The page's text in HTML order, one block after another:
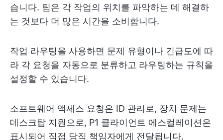
습니다. 팀은 각 작업의 위치를 파악하는 데 해결하
는 것보다 더 많은 시간을 소비합니다.
작업 라우팅을 사용하면 문제 유형이나 긴급도에 따
라 각 요청을 자동으로 분류하고 라우팅하는 규칙을
설정할 수 있습니다.
소프트웨어 액세스 요청은 ID 관리로, 장치 문제는
데스크탑 지원으로, P1 클라이언트 에스컬레이션은
표시되어 직접 당직 책임자에게 전달됩니다.